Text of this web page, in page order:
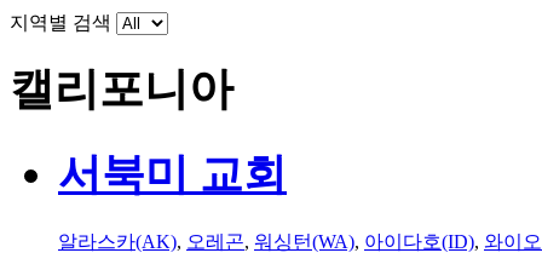
지역별 검색
캘리포니아
서북미 교회
알라스카(AK), 오레곤, 워싱턴(WA), 아이다호(ID), 와이